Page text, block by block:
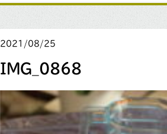
2021/08/25
IMG_0868